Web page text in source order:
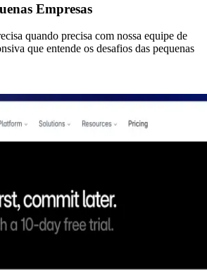
Empresas
quando precisa com nossa equipe de
que entende os desafios das pequenas